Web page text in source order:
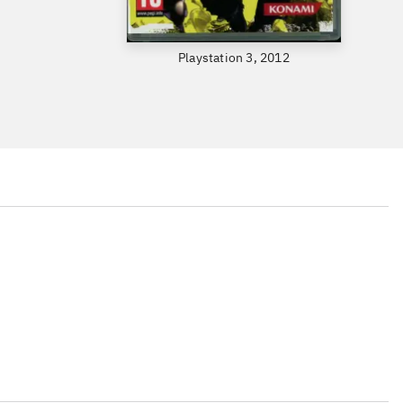
Playstation 3, 2012